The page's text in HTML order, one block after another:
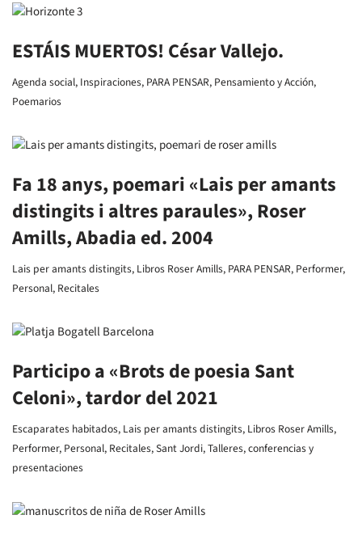
ESTÁIS MUERTOS! César Vallejo.
Agenda social, Inspiraciones, PARA PENSAR, Pensamiento y Acción,
Poemarios
Fa 18 anys, poemari «Lais per amants
distingits i altres paraules», Roser
Amills, Abadia ed. 2004
Lais per amants distingits, Libros Roser Amills, PARA PENSAR, Performer,
Personal, Recitales
Participo a «Brots de poesia Sant
Celoni», tardor del 2021
Escaparates habitados, Lais per amants distingits, Libros Roser Amills,
Performer, Personal, Recitales,Sant Jordi,Talleres, conferencias y
presentaciones